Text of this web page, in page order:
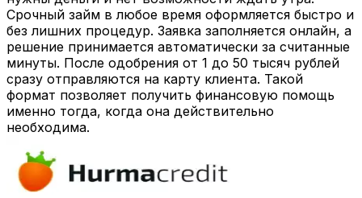
Срочный займ в любое время оформляется быстро и
без лишних процедур. Заявка заполняется онлайн, а
решение принимается автоматически за считанные
минуты. После одобрения от 1 до 50 тысяч рублей
сразу отправляются на карту клиента. Такой
формат позволяет получить финансовую помощь
именно тогда, когда она действительно
необходима.